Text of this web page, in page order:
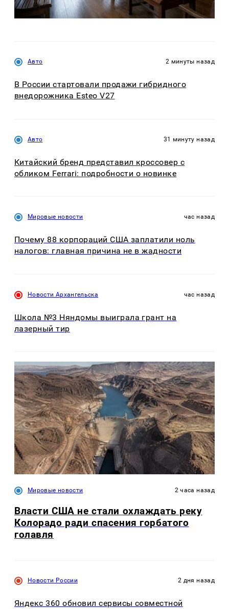
Авто 2 минуты назад
В России стартовали продажи гибридного
внедорожника Esteo V27
Авто 31 минуту назад
Китайский бренд представил кроссовер с
обликом Ferrari: подробности о новинке
Мировые новости час назад
Почему 88 корпораций США заплатили ноль
налогов: главная причина не в жадности
Новости Архангельска час назад
Школа №3 Няндомы выиграла грант на
лазерный тир
Мировые новости 2 часа назад
Власти США не стали охлаждать реку
Колорадо ради спасения горбатого
голавля
Новости России 2 дня назад
Яндекс 360 обновил сервисы совместной